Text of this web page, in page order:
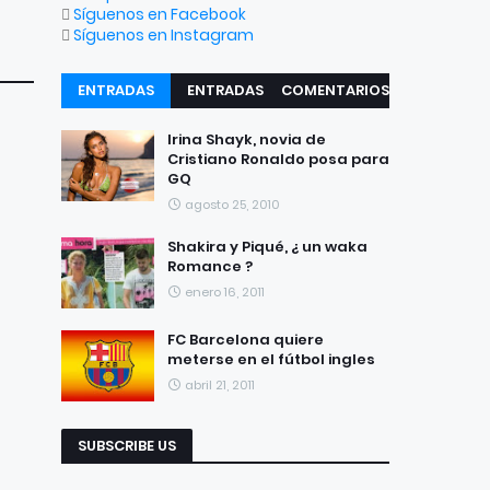
Síguenos en Facebook
Síguenos en Instagram
ENTRADAS
RECIENTES
ENTRADAS
COMENTARIOS
Irina Shayk, novia de
Cristiano Ronaldo posa para
GQ
agosto 25, 2010
Shakira y Piqué, ¿ un waka
Romance ?
enero 16, 2011
FC Barcelona quiere
meterse en el fútbol ingles
abril 21, 2011
SUBSCRIBE US